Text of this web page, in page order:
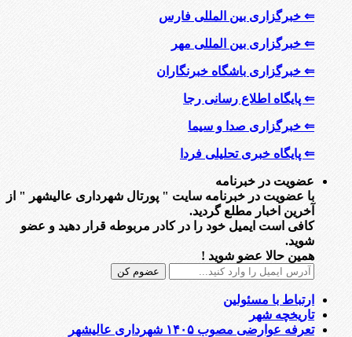
⇐ خبرگزاری بین المللی فارس
⇐ خبرگزاری بین المللی مهر
⇐ خبرگزاری باشگاه خبرنگاران
⇐ پایگاه اطلاع رسانی رجا
⇐ خبرگزاری صدا و سیما
⇐ پایگاه خبری تحلیلی فردا
عضویت در خبرنامه
با عضویت در خبرنامه سایت " پورتال شهرداری عالیشهر " از
آخرین اخبار مطلع گردید.
کافی است ایمیل خود را در کادر مربوطه قرار دهید و عضو
شوید.
همین حالا عضو شوید !
ارتباط با مسئولین
تاریخچه شهر
تعرفه عوارضی مصوب ۱۴۰۵ شهرداری عالیشهر